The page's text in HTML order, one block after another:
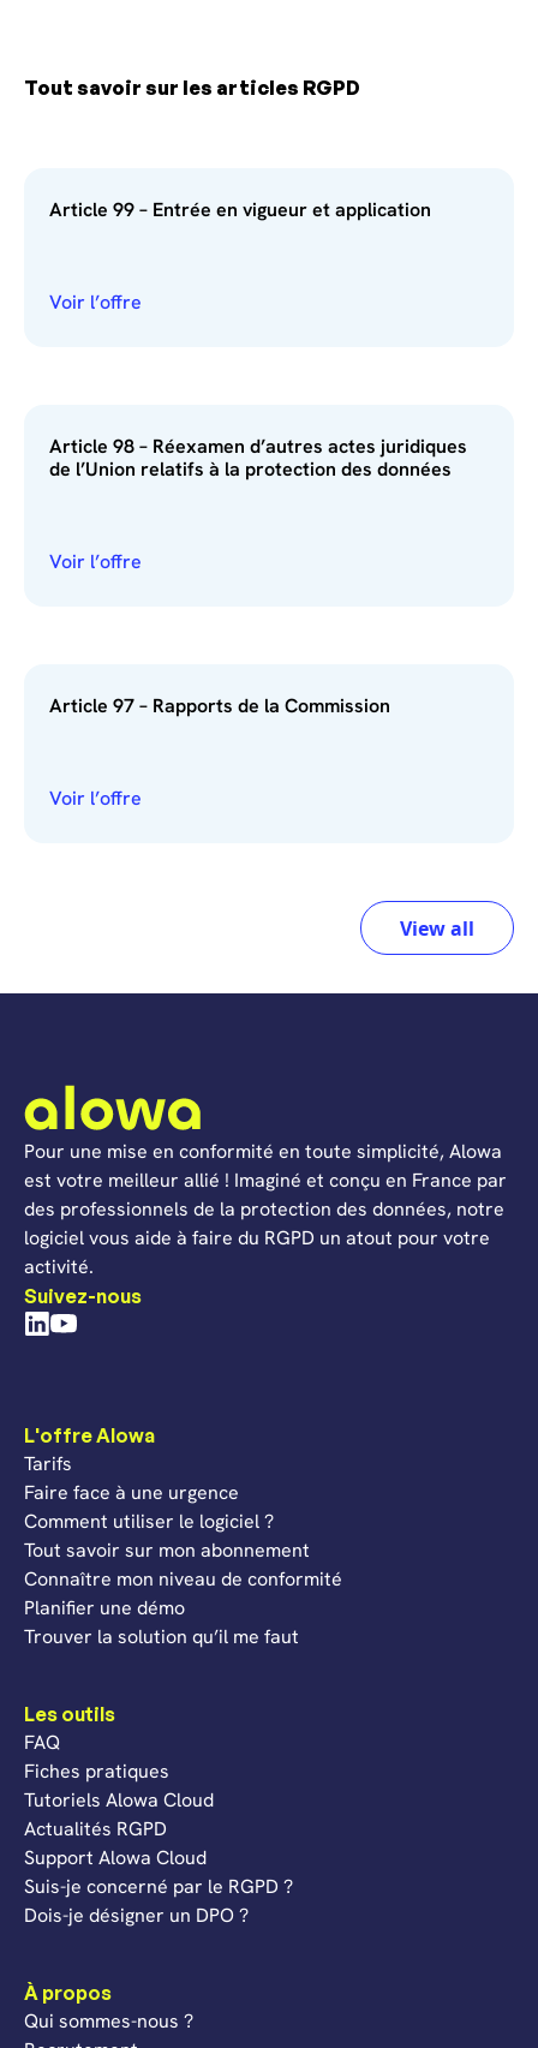
Tout savoir sur les articles RGPD
Article 99 – Entrée en vigueur et application
Voir l’offre
Article 98 – Réexamen d’autres actes juridiques
de l’Union relatifs à la protection des données
Voir l’offre
Article 97 – Rapports de la Commission
Voir l’offre
View all
Pour une mise en conformité en toute simplicité, Alowa
est votre meilleur allié ! Imaginé et conçu en France par
des professionnels de la protection des données, notre
logiciel vous aide à faire du RGPD un atout pour votre
activité.
Suivez-nous
L'offre Alowa
Tarifs
Faire face à une urgence
Comment utiliser le logiciel ?
Tout savoir sur mon abonnement
Connaître mon niveau de conformité
Planifier une démo
Trouver la solution qu’il me faut
Les outils
FAQ
Fiches pratiques
Tutoriels Alowa Cloud
Actualités RGPD
Support Alowa Cloud
Suis-je concerné par le RGPD ?
Dois-je désigner un DPO ?
À propos
Qui sommes-nous ?